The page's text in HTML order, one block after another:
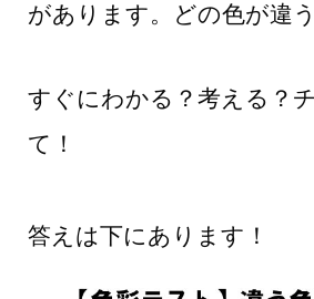
があります。どの色が違
すぐにわかる？考える？
て！
答えは下にあります！